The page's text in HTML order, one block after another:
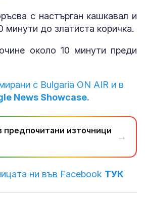
с настърган кашкавал и
минути до златиста коричка.
около 10 минути преди
с Bulgaria ON AIR и в
News Showcase.
предпочитани източници
→
ни във Facebook ТУК